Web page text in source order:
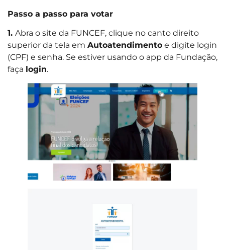
Passo a passo para votar
1. Abra o site da FUNCEF, clique no canto direito
superior da tela em Autoatendimento e digite login
(CPF) e senha. Se estiver usando o app da Fundação,
faça login.